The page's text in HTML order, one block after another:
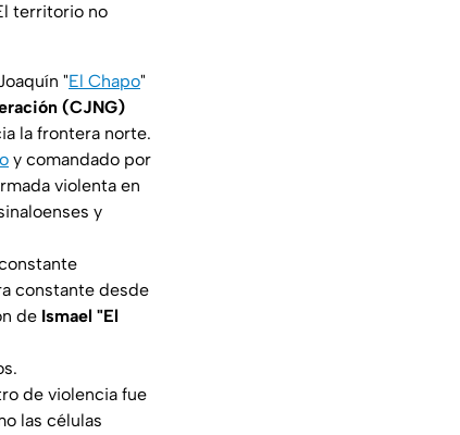
territorio no
"El Chapo"
(CJNG)
la frontera norte.
y comandado por
violenta en
y
constante desde
de Ismael "El
de violencia fue
las células